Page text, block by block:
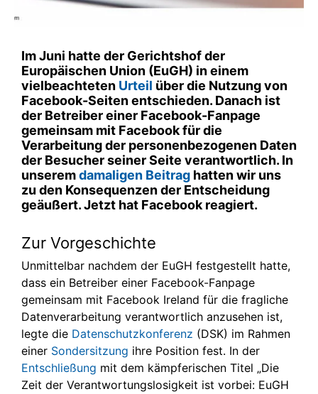
Im Juni hatte der Gerichtshof der
Europäischen Union (EuGH) in einem
vielbeachteten Urteil über die Nutzung von
Facebook-Seiten entschieden. Danach ist
der Betreiber einer Facebook-Fanpage
gemeinsam mit Facebook für die
Verarbeitung der personenbezogenen Daten
der Besucher seiner Seite verantwortlich. In
unseremdamaligen Beitrag hatten wir uns
zu den Konsequenzen der Entscheidung
geäußert. Jetzt hat Facebook reagiert.
Zur Vorgeschichte
Unmittelbar nachdem der EuGH festgestellt hatte,
dass ein Betreiber einer Facebook-Fanpage
gemeinsam mit Facebook Ireland für die fragliche
Datenverarbeitung verantwortlich anzusehen ist,
legte die Datenschutzkonferenz (DSK) im Rahmen
einer Sondersitzung ihre Position fest. In der
Entschließung mit dem kämpferischen Titel „Die
Zeit der Verantwortungslosigkeit ist vorbei: EuGH